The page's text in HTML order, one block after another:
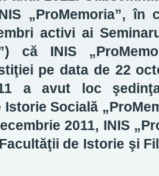
„ProMemoria”,
activi ai
că INIS
pe data de 22
a avut loc
Socială
2011, INIS
de Istorie şi